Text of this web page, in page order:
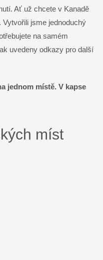
Ať už chcete v Kanadě
jsme jednoduchý
na samém
uvedeny odkazy pro další
jednom místě. V kapse
míst